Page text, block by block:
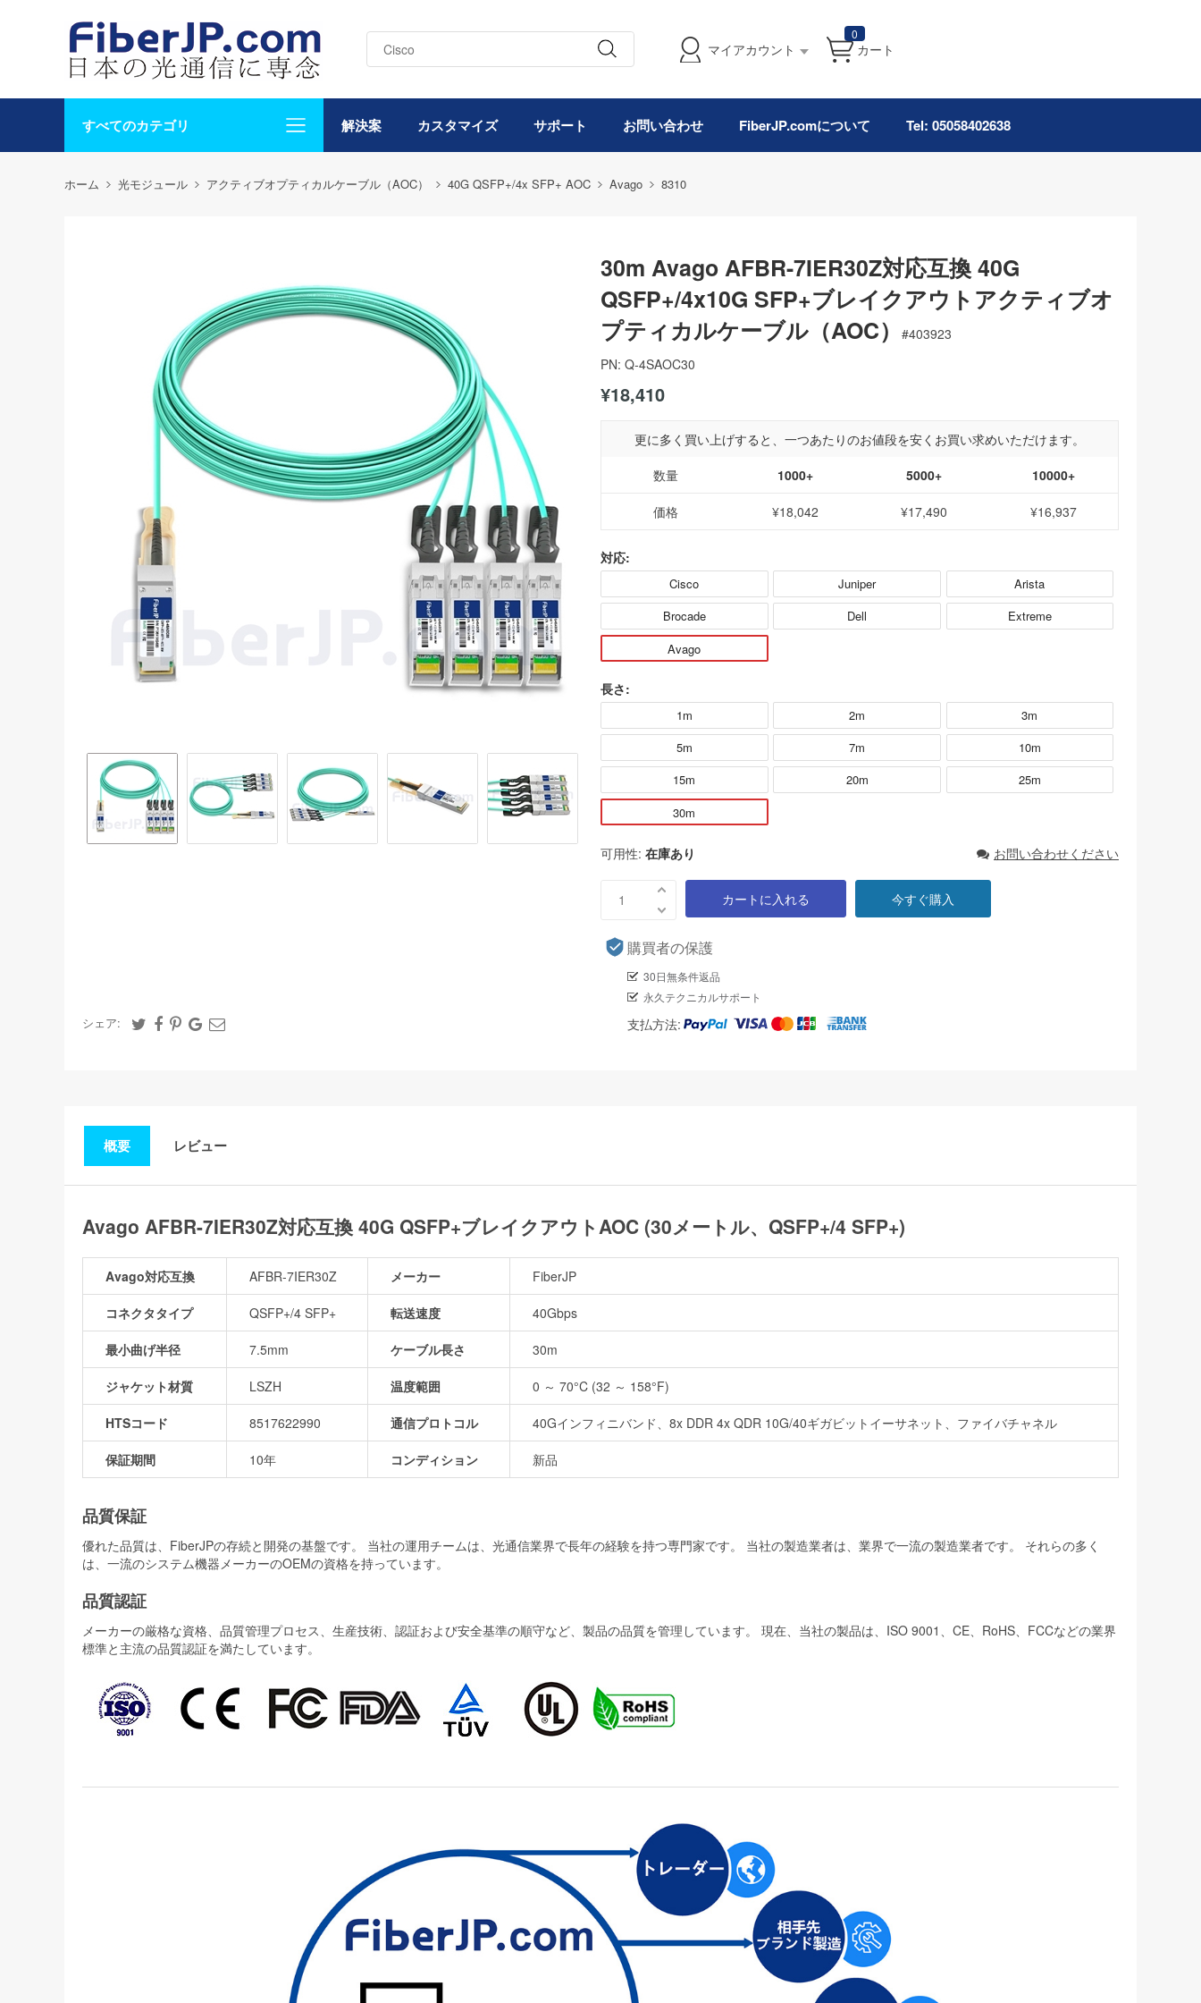
マイアカウント
0
カート
すべてのカテゴリ 解決案 カスタマイズ サポート お問い合わせ FiberJP.comについて Tel: 05058402638
ホーム 光モジュール アクティブオプティカルケーブル（AOC） 40G QSFP+/4x SFP+ AOC Avago 8310
シェア:
30m Avago AFBR-7IER30Z対応互換 40G
QSFP+/4x10G SFP+ブレイクアウトアクティブオ
プティカルケーブル（AOC）
#403923
PN: Q-4SAOC30
¥18,410
更に多く買い上げすると、一つあたりのお値段を安くお買い求めいただけます。
数量
1000+ 5000+ 10000+
価格 ¥18,042 ¥17,490 ¥16,937
対応:
Cisco Juniper
Arista
Brocade
Dell
Extreme
Avago
長さ:
1m 2m
3m
5m
7m
10m
15m
20m
25m
30m
可用性: 在庫あり お問い合わせください
カートに入れる 今すぐ購入
購買者の保護
30日無条件返品
永久テクニカルサポート
支払方法:
概要 レビュー
Avago AFBR-7IER30Z対応互換 40G QSFP+ブレイクアウトAOC (30メートル、QSFP+/4 SFP+)
Avago対応互換 AFBR-7IER30Z メーカー FiberJP
コネクタタイプ QSFP+/4 SFP+ 転送速度 40Gbps
最小曲げ半径 7.5mm ケーブル長さ 30m
ジャケット材質 LSZH 温度範囲 0 ～ 70°C (32 ～ 158°F)
HTSコード 8517622990 通信プロトコル 40Gインフィニバンド、8x DDR 4x QDR 10G/40ギガビットイーサネット、ファイバチャネル
保証期間 10年 コンディション 新品
品質保証
優れた品質は、FiberJPの存続と開発の基盤です。 当社の運用チームは、光通信業界で長年の経験を持つ専門家です。 当社の製造業者は、業界で一流の製造業者です。 それらの多く
は、一流のシステム機器メーカーのOEMの資格を持っています。
品質認証
メーカーの厳格な資格、品質管理プロセス、生産技術、認証および安全基準の順守など、製品の品質を管理しています。 現在、当社の製品は、ISO 9001、CE、RoHS、FCCなどの業界
標準と主流の品質認証を満たしています。